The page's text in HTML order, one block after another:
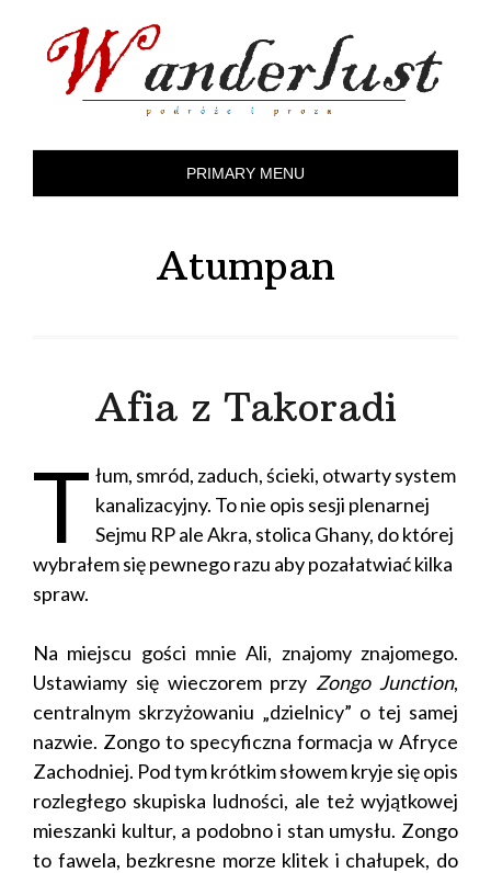
PRIMARY MENU
Atumpan
Afia z Takoradi
T łum, smród, zaduch, ścieki, otwarty system
kanalizacyjny. To nie opis sesji plenarnej
Sejmu RP ale Akra, stolica Ghany, do której
wybrałem się pewnego razu aby pozałatwiać kilka
spraw.
Na miejscu gości mnie Ali, znajomy znajomego.
Ustawiamy się wieczorem przy Zongo Junction,
centralnym skrzyżowaniu „dzielnicy” o tej samej
nazwie. Zongo to specyficzna formacja w Afryce
Zachodniej. Pod tym krótkim słowem kryje się opis
rozległego skupiska ludności, ale też wyjątkowej
mieszanki kultur, a podobno i stan umysłu. Zongo
to fawela, bezkresne morze klitek i chałupek, do